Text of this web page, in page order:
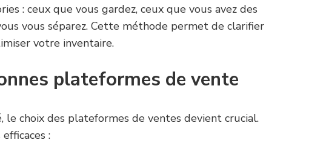
: ceux que vous gardez, ceux que vous avez des
vous séparez. Cette méthode permet de clarifier
votre inventaire.
plateformes de vente
le choix des plateformes de ventes devient crucial.
: